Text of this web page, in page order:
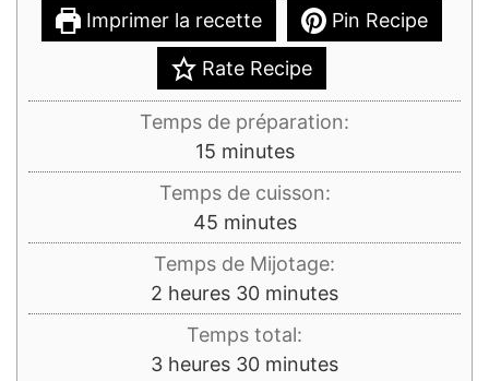
Imprimer la recette Pin Recipe
Rate Recipe
Temps de préparation:
15minutes
minutes
Temps de cuisson:
45minutes
minutes
Temps de Mijotage:
2 heures
heures 30minutes
minutes
Temps total:
3heures
heures 30minutes
minutes